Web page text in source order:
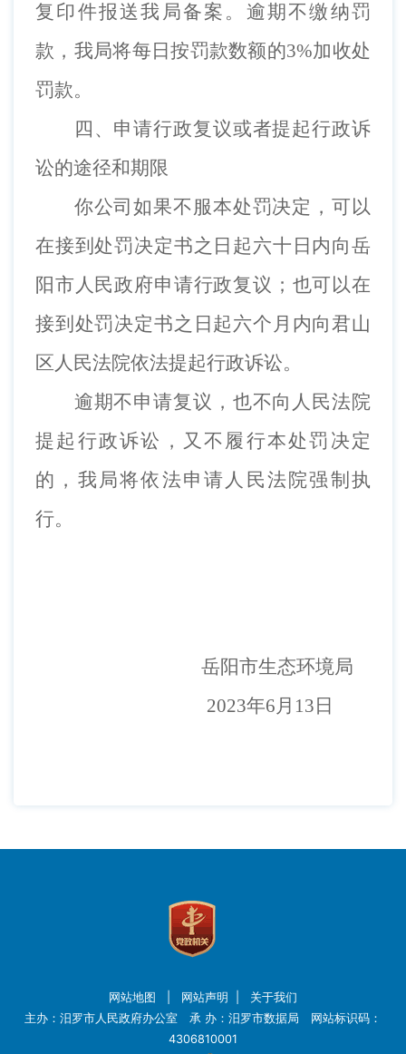
复印件报送我局备案。逾期不缴纳罚
款，我局将每日按罚款数额的3%加收处
罚款。
四、申请行政复议或者提起行政诉
讼的途径和期限
你公司如果不服本处罚决定，可以
在接到处罚决定书之日起六十日内向岳
阳市人民政府申请行政复议；也可以在
接到处罚决定书之日起六个月内向君山
区人民法院依法提起行政诉讼。
逾期不申请复议，也不向人民法院
提起行政诉讼，又不履行本处罚决定
的，我局将依法申请人民法院强制执
行。
岳阳市生态环境局
2023年6月 13 日
网站地图 网站声明
关于我们
主办：汨罗市人民政府办公室 承 办：汨罗市数据局 网站标识码：
4306810001